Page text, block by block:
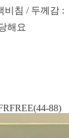
비침 / 두께감 :
해요
88)